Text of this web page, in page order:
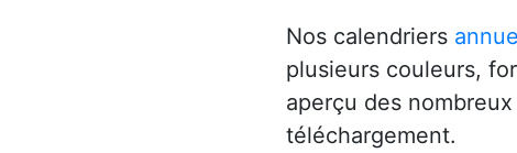
Nos calendriers
plusieurs couleurs,
aperçu des
téléchargement.